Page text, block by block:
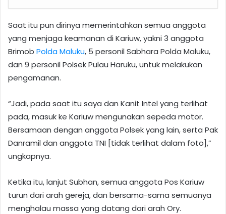
Saat itu pun dirinya memerintahkan semua anggota
yang menjaga keamanan di Kariuw, yakni 3 anggota
Brimob Polda Maluku, 5 personil Sabhara Polda Maluku,
dan 9 personil Polsek Pulau Haruku, untuk melakukan
pengamanan.
“Jadi, pada saat itu saya dan Kanit Intel yang terlihat
pada, masuk ke Kariuw mengunakan sepeda motor.
Bersamaan dengan anggota Polsek yang lain, serta Pak
Danramil dan anggota TNI [tidak terlihat dalam foto],”
ungkapnya.
Ketika itu, lanjut Subhan, semua anggota Pos Kariuw
turun dari arah gereja, dan bersama-sama semuanya
menghalau massa yang datang dari arah Ory.